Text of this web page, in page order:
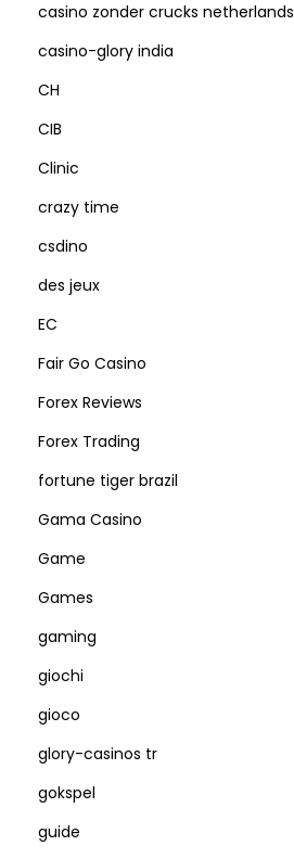
casino zonder crucks netherlands
casino-glory india
CH
CIB
Clinic
crazy time
csdino
des jeux
EC
Fair Go Casino
Forex Reviews
Forex Trading
fortune tiger brazil
Gama Casino
Game
Games
gaming
giochi
gioco
glory-casinos tr
gokspel
guide